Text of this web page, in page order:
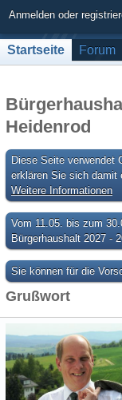
Anmelden oder
Startseite Forum
Heidenrod
Diese Seite verwendet
erklären Sie sich damit
Weitere Informationen
Vom 11.05. bis zum
Bürgerhaushalt 2027 -
Sie können für die
Grußwort